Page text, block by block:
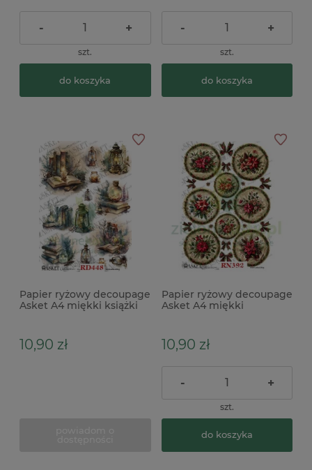
- +
szt.
do koszyka
- +
szt.
do koszyka
Papier ryżowy decoupage
Asket A4 miękki książki
10,90 zł
Papier ryżowy decoupage
Asket A4 miękki
10,90 zł
- +
szt.
do koszyka